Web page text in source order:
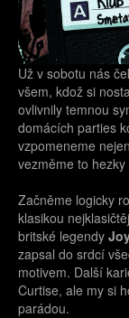
Už v sobotu nás
všem, kdož si
ovlivnily temnou
domácích parties
vzpomeneme
vezměme to
Začněme logicky
klasikou
britské legendy
zapsal do srdcí
motivem. Další
Curtise, ale my si
parádou.